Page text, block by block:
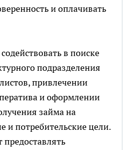
и оплачивать
в поиске
подразделения
привлечении
и оформлении
займа на
и потребительские цели.
предоставлять